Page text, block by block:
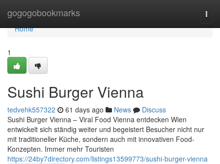
gogogobookmarks
Home
Home
1
Sushi Burger Vienna
tedvehk557322 61 days ago News
Discuss
Sushi Burger Vienna – Viral Food Vienna entdecken Wien
entwickelt sich ständig weiter und begeistert Besucher nicht nur
mit traditioneller Küche, sondern auch mit innovativen Food-
Konzepten. Immer mehr Touristen
https://24by7directory.com/listings13599773/sushi-burger-vienna